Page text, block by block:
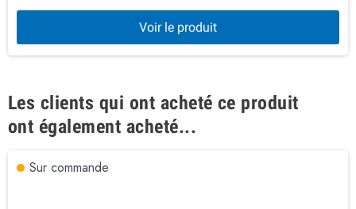
Voir le produit
Les clients qui ont acheté ce produit
ont également acheté...
Sur commande